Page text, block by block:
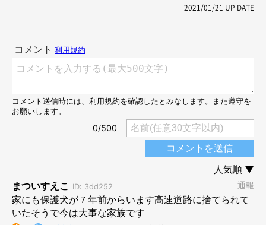
2021/01/21 UP DATE